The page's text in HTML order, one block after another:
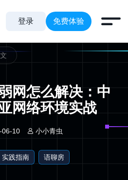
登录 免费体验
网怎么解决：中
网络环境实战
06-10 小小青虫
实践指南 语聊房